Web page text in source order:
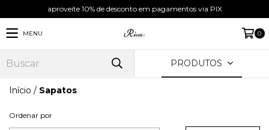
aproveite 10% de desconto em pagamentos via PIX
MENU 0
PRODUTOS
Início / Sapatos
Ordenar por